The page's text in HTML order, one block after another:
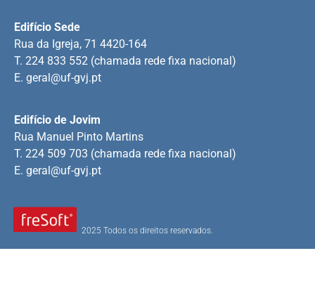
2025 Todos os direitos reservados.
Edifício de Jovim
Rua Manuel Pinto Martins
T. 224 509 703 (chamada rede fixa nacional)
E. geral@uf-gvj.pt
Edifício Sede
Rua da Igreja, 71 4420-164
T. 224 833 552 (chamada rede fixa nacional)
E. geral@uf-gvj.pt